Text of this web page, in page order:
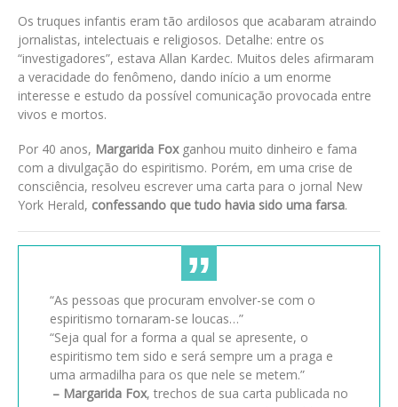
Os truques infantis eram tão ardilosos que acabaram atraindo
jornalistas, intelectuais e religiosos. Detalhe: entre os
“investigadores”, estava Allan Kardec. Muitos deles afirmaram
a veracidade do fenômeno, dando início a um enorme
interesse e estudo da possível comunicação provocada entre
vivos e mortos.
Por 40 anos, Margarida Foxganhou muito dinheiro e fama
com a divulgação do espiritismo. Porém, em uma crise de
consciência, resolveu escrever uma carta para o jornal New
York Herald, confessando que tudo havia sido uma farsa.
“As pessoas que procuram envolver-se com o
espiritismo tornaram-se loucas…”
“Seja qual for a forma a qual se apresente, o
espiritismo tem sido e será sempre um a praga e
uma armadilha para os que nele se metem.”
– Margarida Fox, trechos de sua carta publicada no